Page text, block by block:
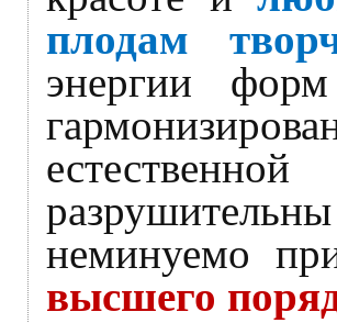
плодам
энергии
неминуемо
высшего